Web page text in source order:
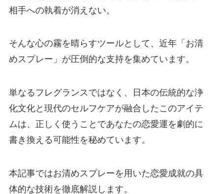
相手への執着が消えない。
そんな心の霧を晴らすツールとして、近年「お清
めスプレー」が圧倒的な支持を集めています。
単なるフレグランスではなく、日本の伝統的な浄
化文化と現代のセルフケアが融合したこのアイテ
ムは、正しく使うことであなたの恋愛運を劇的に
書き換える可能性を秘めています。
本記事ではお清めスプレーを用いた恋愛成就の具
体的な技術を徹底解説します。